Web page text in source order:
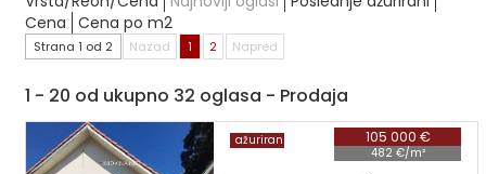
Cena Cena po m2
Strana 1 od 2 Nazad 1 2 Napred
1 - 20 od ukupno 32 oglasa - Prodaja
105 000 €
482 €/m²
ažuriran